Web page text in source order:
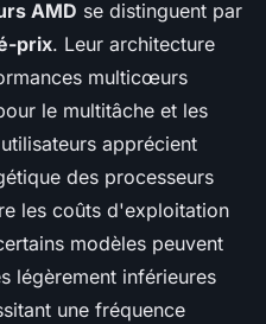
AMD se distinguent par
prix. Leur architecture
multicœurs
le multitâche et les
apprécient
des processeurs
les coûts d'exploitation
modèles peuvent
légèrement inférieures
une fréquence